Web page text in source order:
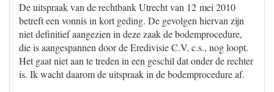
De uitspraak van de rechtbank Utrecht van 12 mei 2010
betreft een vonnis in kort geding. De gevolgen hiervan zijn
niet definitief aangezien in deze zaak de bodemprocedure,
die is aangespannen door de Eredivisie C.V. c.s., nog loopt.
Het gaat niet aan te treden in een geschil dat onder de rechter
is. Ik wacht daarom de uitspraak in de bodemprocedure af.